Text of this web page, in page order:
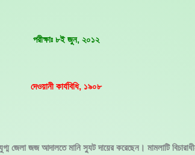
পরীক্ষাঃ ৮ই জুন, ২০১২
দেওয়ানী কার্যবিধি, ১৯০৮
জজ আদালতে মানি স্যুট দায়ের করেছেন। মামলাটি